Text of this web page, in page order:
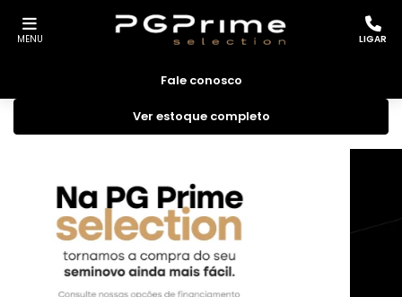
MENU LIGAR
Fale conosco
Ver estoque completo